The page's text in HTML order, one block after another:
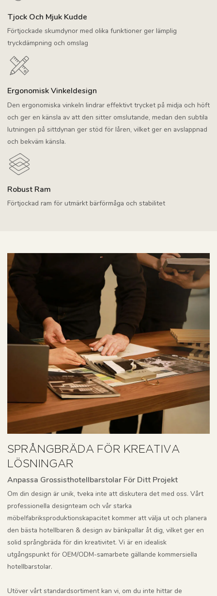
Tjock Och Mjuk Kudde
Förtjockade skumdynor med olika funktioner ger lämplig
tryckdämpning och omslag
Ergonomisk Vinkeldesign
Den ergonomiska vinkeln lindrar effektivt trycket på midja och höft
och ger en känsla av att den sitter omslutande, medan den subtila
lutningen på sittdynan ger stöd för låren, vilket ger en avslappnad
och bekväm känsla.
Robust Ram
Förtjockad ram för utmärkt bärförmåga och stabilitet
SPRÅNGBRÄDA FÖR KREATIVA
LÖSNINGAR
Anpassa Grossisthotellbarstolar För Ditt Projekt
Om din design är unik, tveka inte att diskutera det med oss. Vårt
professionella designteam och vår starka
möbelfabriksproduktionskapacitet kommer att välja ut och planera
den bästa hotellbaren & design av bänkpallar åt dig, vilket ger en
solid språngbräda för din kreativitet. Vi är en idealisk
utgångspunkt för OEM/ODM-samarbete gällande kommersiella
hotellbarstolar.
Utöver vårt standardsortiment kan vi, om du inte hittar de